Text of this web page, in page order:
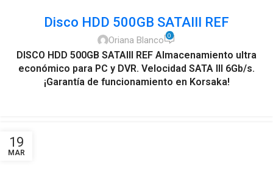
Disco HDD 500GB SATAIII REF
Oriana Blanco 0
DISCO HDD 500GB SATAIII REF Almacenamiento ultra
económico para PC y DVR. Velocidad SATA III 6Gb/s.
¡Garantía de funcionamiento en Korsaka!
19
MAR